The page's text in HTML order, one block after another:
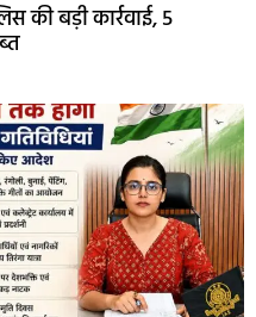
की बड़ी कार्रवाई, 5